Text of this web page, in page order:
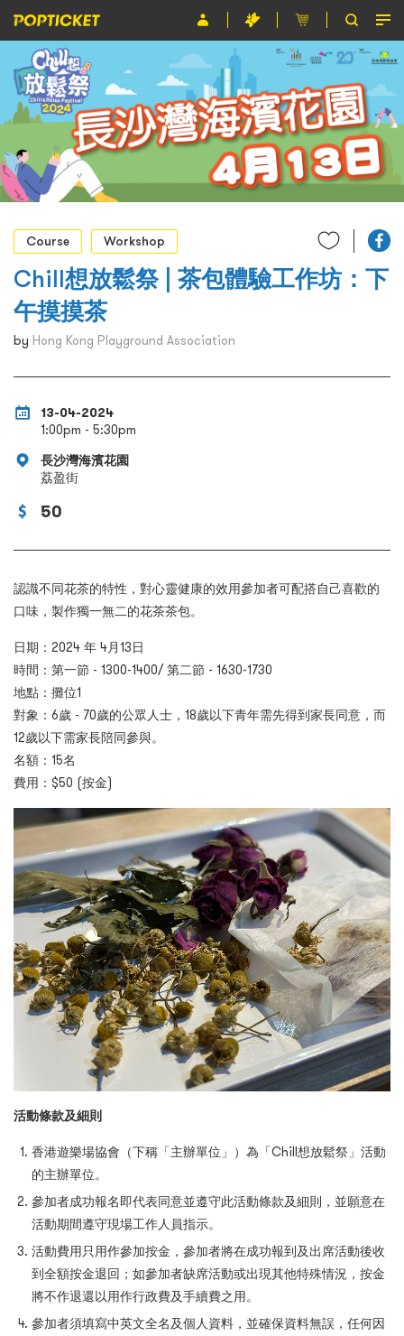
Event
Organiser
About POPTICKET
Terms and Conditions
繁
Course
Workshop
Chill想放鬆祭 | 茶包體驗工作坊：下
午摸摸茶
by Hong Kong Playground Association
13-04-2024
1:00pm - 5:30pm
長沙灣海濱花園
荔盈街
50
認識不同花茶的特性，對心靈健康的效用參加者可配搭自己喜歡的
口味，製作獨一無二的花茶茶包。
日期：2024 年 4月13日
時間：第一節 - 1300-1400/ 第二節 - 1630-1730
地點： 攤位1
對象：6歲 - 70歲的公眾人士，18歲以下青年需先得到家長同意，而
12歲以下需家長陪同參與。
名額：15名
費用：$50 (按金)
活動條款及細則
香港遊樂場協會（下稱「主辦單位」）為「Chill想放鬆祭」活動
的主辦單位。
參加者成功報名即代表同意並遵守此活動條款及細則，並願意在
活動期間遵守現場工作人員指示。
活動費用只用作參加按金，參加者將在成功報到及出席活動後收
到全額按金退回；如參加者缺席活動或出現其他特殊情況，按金
將不作退還以用作行政費及手續費之用。
參加者須填寫中英文全名及個人資料，並確保資料無誤，任何因